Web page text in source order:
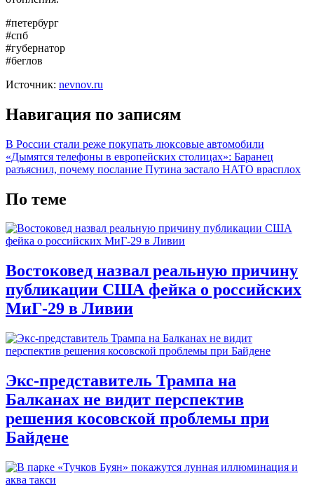
#петербург
#спб
#губернатор
#беглов
Источник: nevnov.ru
Навигация по записям
В России стали реже покупать люксовые автомобили
«Дымятся телефоны в европейских столицах»: Баранец
разъяснил, почему послание Путина застало НАТО врасплох
По теме
Востоковед назвал реальную причину
публикации США фейка о российских
МиГ-29 в Ливии
Экс-представитель Трампа на
Балканах не видит перспектив
решения косовской проблемы при
Байдене